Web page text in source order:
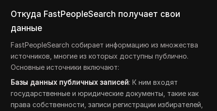
Откуда FastPeopleSearch получает свои
данные
FastPeopleSearch собирает информацию из множества
источников, многие из которых доступны публично.
Основные источники включают:
Базы данных публичных записей: К ним входят
государственные и юридические документы, такие как
права собственности, записи регистрации избирателей,